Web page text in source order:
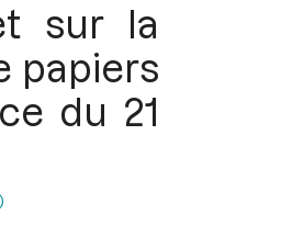
sur la
papiers
du 21